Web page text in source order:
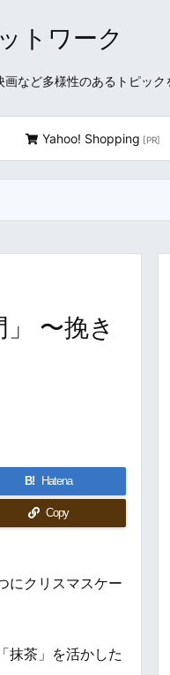
トワーク
など多様性のあるトピック
Yahoo! Shopping [PR]
〜挽き
B! Hatena
Copy
にクリスマスケー
抹茶」を活かした